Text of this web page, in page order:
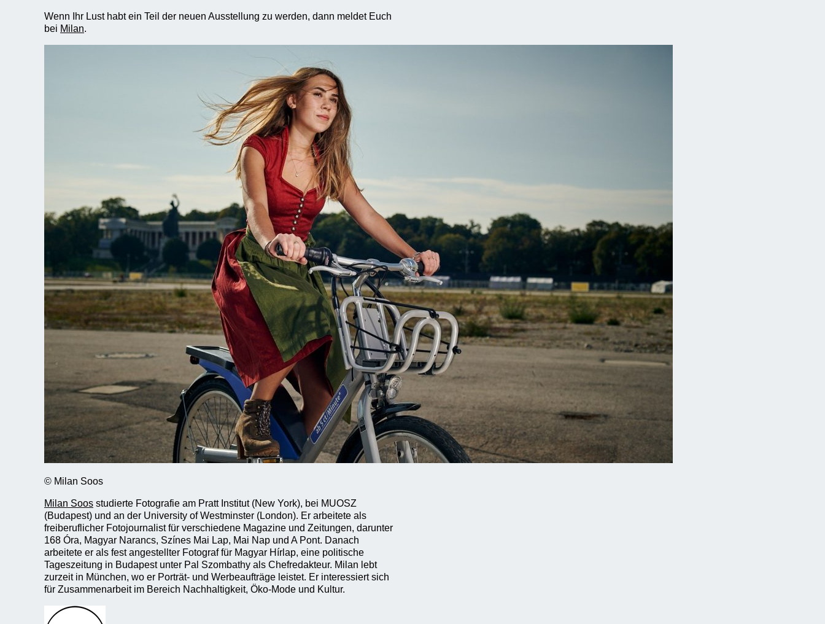
Wenn Ihr Lust habt ein Teil der neuen Ausstellung zu werden, dann meldet Euch
bei Milan.
© Milan Soos
Milan Soos studierte Fotografie am Pratt Institut (New York), bei MUOSZ
(Budapest) und an der University of Westminster (London). Er arbeitete als
freiberuflicher Fotojournalist für verschiedene Magazine und Zeitungen, darunter
168 Óra, Magyar Narancs, Színes Mai Lap, Mai Nap und A Pont. Danach
arbeitete er als fest angestellter Fotograf für Magyar Hírlap, eine politische
Tageszeitung in Budapest unter Pal Szombathy als Chefredakteur. Milan lebt
zurzeit in München, wo er Porträt- und Werbeaufträge leistet. Er interessiert sich
für Zusammenarbeit im Bereich Nachhaltigkeit, Öko-Mode und Kultur.